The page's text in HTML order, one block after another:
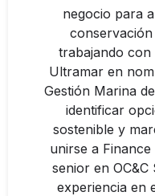
negocio para
conservación
trabajando con
Ultramar en
Gestión Marina
identificar
sostenible y
unirse a
senior en
experiencia en